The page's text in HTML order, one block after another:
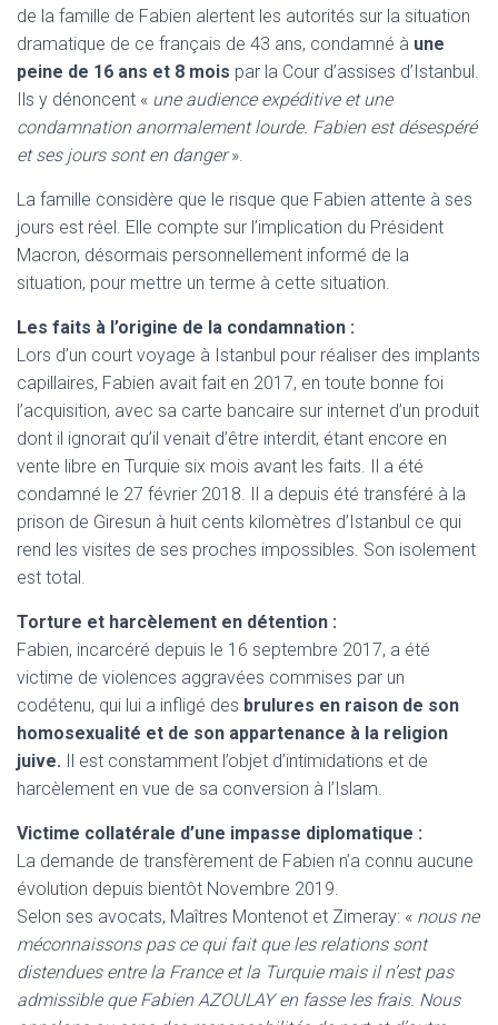
de la famille de Fabien alertent les autorités sur la situation
dramatique de ce français de 43 ans, condamné à une
peine de 16 ans et 8 mois par la Cour d’assises d’Istanbul.
Ils y dénoncent « une audience expéditive et une
condamnation anormalement lourde. Fabien est désespéré
et ses jours sont en danger».
La famille considère que le risque que Fabien attente à ses
jours est réel. Elle compte sur l’implication du Président
Macron, désormais personnellement informé de la
situation, pour mettre un terme à cette situation.
Les faits à l’origine de la condamnation :
Lors d’un court voyage à Istanbul pour réaliser des implants
capillaires, Fabien avait fait en 2017, en toute bonne foi
l’acquisition, avec sa carte bancaire sur internet d’un produit
dont il ignorait qu’il venait d’être interdit, étant encore en
vente libre en Turquie six mois avant les faits. Il a été
condamné le 27 février 2018. Il a depuis été transféré à la
prison de Giresun à huit cents kilomètres d’Istanbul ce qui
rend les visites de ses proches impossibles. Son isolement
est total.
Torture et harcèlement en détention :
Fabien, incarcéré depuis le 16 septembre 2017, a été
victime de violences aggravées commises par un
codétenu, qui lui a infligé des brulures en raison de son
homosexualité et de son appartenance à la religion
juive. Il est constamment l’objet d’intimidations et de
harcèlement en vue de sa conversion à l’Islam.
Victime collatérale d’une impasse diplomatique :
La demande de transfèrement de Fabien n’a connu aucune
évolution depuis bientôt Novembre 2019.
Selon ses avocats, Maîtres Montenot et Zimeray: « nous ne
méconnaissons pas ce qui fait que les relations sont
distendues entre la France et la Turquie mais il n’est pas
admissible que Fabien AZOULAY en fasse les frais. Nous